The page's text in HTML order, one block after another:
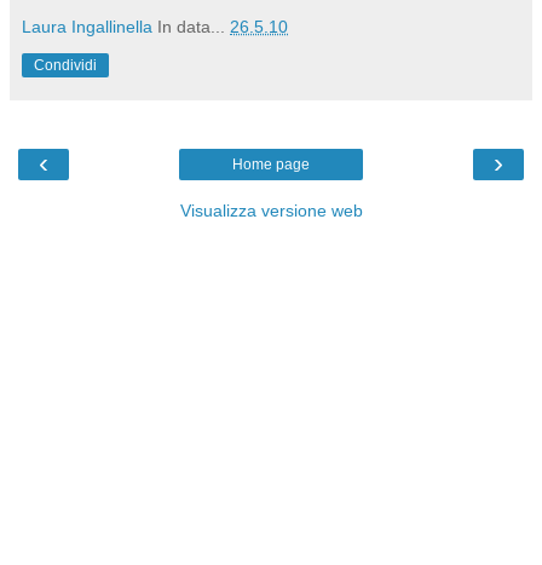
Laura Ingallinella In data... 26.5.10
Condividi
‹ ›
Home page
Visualizza versione web